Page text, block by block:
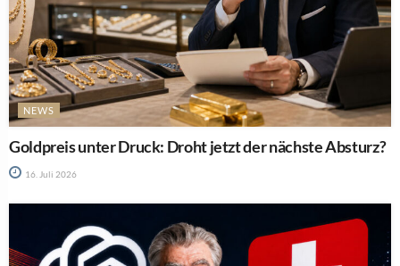
NEWS
Goldpreis unter Druck: Droht jetzt der nächste Absturz?
16. Juli 2026